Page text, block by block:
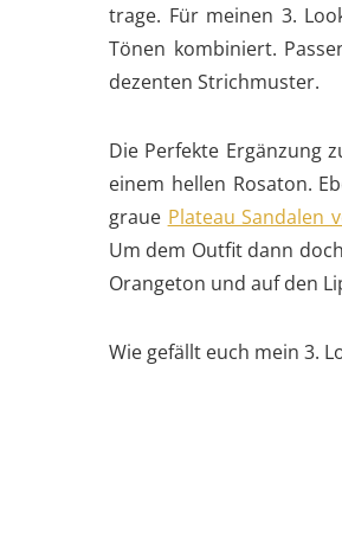
trage. Für meinen 3.
Tönen kombiniert.
dezenten Strichmuster.
Die Perfekte Ergänzung
einem hellen Rosaton.
graue Plateau Sandalen
Um dem Outfit dann
Orangeton und auf den
Wie gefällt euch mein 3.